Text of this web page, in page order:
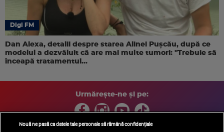
Digi FM
Dan Alexa, detalii despre starea Alinei Pușcău, după ce
modelul a dezvăluit că are mai multe tumori: "Trebuie să
înceapă tratamentul...
Urmărește-ne și pe:
Nouă ne pasă ca datele tale personale să rămână confidențiale